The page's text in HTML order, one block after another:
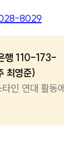
8029
행 110-173-
최영준)
인 연대 활동에